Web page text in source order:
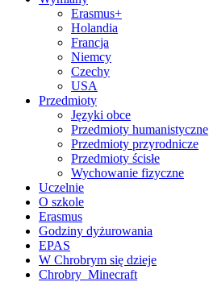
Erasmus+
Holandia
Francja
Niemcy
Czechy
USA
Przedmioty
Języki obce
Przedmioty humanistyczne
Przedmioty przyrodnicze
Przedmioty ścisłe
Wychowanie fizyczne
Uczelnie
O szkole
Erasmus
Godziny dyżurowania
EPAS
W Chrobrym się dzieje
Chrobry_Minecraft